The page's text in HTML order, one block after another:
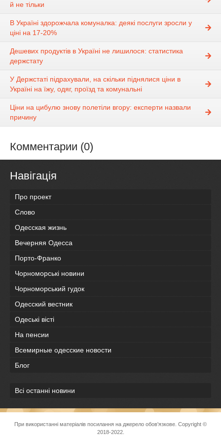
й не тільки
В Україні здорожчала комуналка: деякі послуги зросли у
ціні на 17-20%
Дешевих продуктів в Україні не лишилося: статистика
держстату
У Держстаті підрахували, на скільки піднялися ціни в
Україні на їжу, одяг, проїзд та комунальні
Ціни на цибулю знову полетіли вгору: експерти назвали
причину
Комментарии (0)
Навігація
Про проект
Слово
Одесская жизнь
Вечерняя Одесса
Порто-Франко
Чорноморські новини
Чорноморський гудок
Одесский вестник
Одеськi вiстi
На пенсии
Всемирные одесские новости
Блог
Всі останні новини
При використанні матеріалів посилання на джерело обов'язкове. Copyright ©
2018-2022.